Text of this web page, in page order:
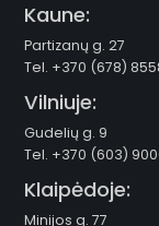
Kaune:
Partizanų g. 27
Tel. +370 (678)
Vilniuje:
Gudelių g. 9
Tel. +370 (603)
Klaipėdoje:
Minijos g. 77